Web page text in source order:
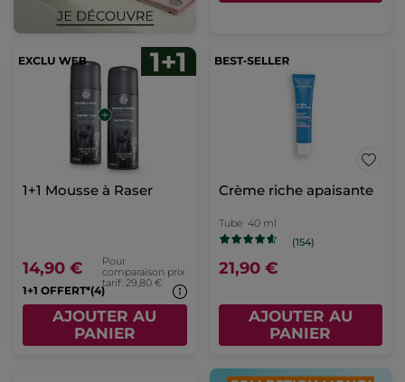
1+1 Mousse à Raser
14,90 €
Pour
comparaison prix
tarif: 29,80 €
1+1 OFFERT*(4)
AJOUTER AU
PANIER
Crème riche apaisante
Tube 40 ml
(154)
21,90 €
AJOUTER AU
PANIER